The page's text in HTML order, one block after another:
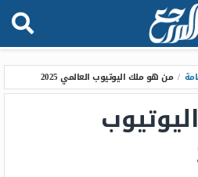
/ من هو ملك اليوتيوب العالمي 2025